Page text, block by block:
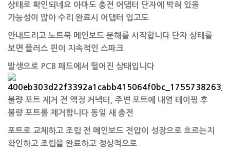
상태로 확인되네요 아마도 충전 어댑터 단자에 박혀 있을
가능성이 많아 수리 완료시 어댑터 입고도
안내드리고 노트북 메인보드 분해를 시작합니다 단자 상태를
보면 플러스 핀이 지속적인 스파크
발생으로 PCB 패드에서 떨어진 상태입니다
불량 포트 제거 전 액정 커넥터, 주변 포트에 내열 테이핑 후
불량 포트를 제거합니다 동일 새 충전
포트로 교체하고 조립 전 메인보드 전압이 성장으로 흐르는지
확인하고 조립을 완료하고 정상적으로